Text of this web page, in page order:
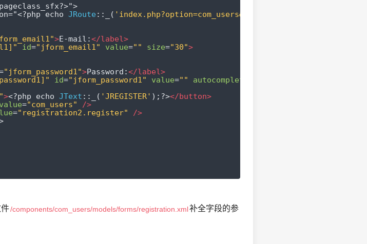
pageclass_sfx?>">
<?php echo JRoute :: (
>E-mail:</label>
id="jform_email1" value="" size="30">
"jform_password1">Password:</label>
id="jform_password1" value="" autocomplete
><?php echo JText :: ( 'JREGISTER' );?></button>
value="com_users"
/>
="registration2.register"
/>
/components/com_users/models/forms/registration.xml补全字段的参